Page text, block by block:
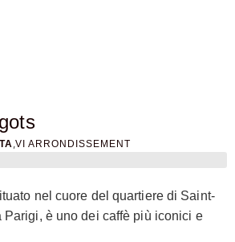
,VI ARRONDISSEMENT
nel cuore del quartiere di Saint-
Parigi, è uno dei caffè più iconici e